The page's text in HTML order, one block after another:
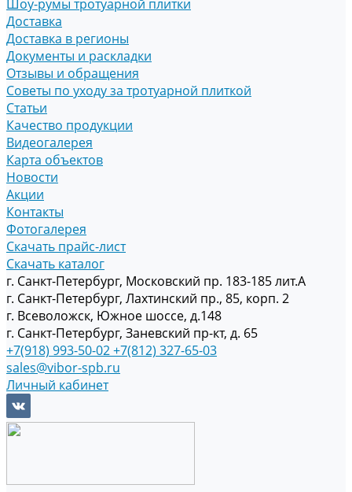
Шоу-румы тротуарной плитки
Доставка
Доставка в регионы
Документы и раскладки
Отзывы и обращения
Советы по уходу за тротуарной плиткой
Статьи
Качество продукции
Видеогалерея
Карта объектов
Новости
Акции
Контакты
Фотогалерея
Скачать прайс-лист
Скачать каталог
г. Санкт-Петербург, Московский пр. 183-185 лит.А
г. Санкт-Петербург, Лахтинский пр., 85, корп. 2
г. Всеволожск, Южное шоссе, д.148
г. Санкт-Петербург, Заневский пр-кт, д. 65
+7(918) 993-50-02+7(812) 327-65-03
sales@vibor-spb.ru
Личный кабинет